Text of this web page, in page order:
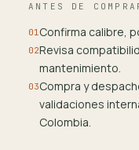
ANTES DE
01Confirma calibre,
02Revisa
mantenimiento.
03Compra y
validaciones
Colombia.